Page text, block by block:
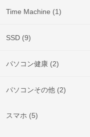
Time Machine (1)
SSD (9)
パソコン健康 (2)
パソコンその他 (2)
スマホ (5)